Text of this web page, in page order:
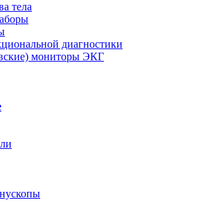
тела
диагностики
мониторы ЭКГ